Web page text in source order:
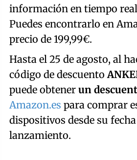
información en tiempo
Puedes encontrarlo en
precio de 199,99€.
Hasta el 25 de agosto, al
código de descuento
puede obtener un
Amazon.es para comprar
dispositivos desde su
lanzamiento.